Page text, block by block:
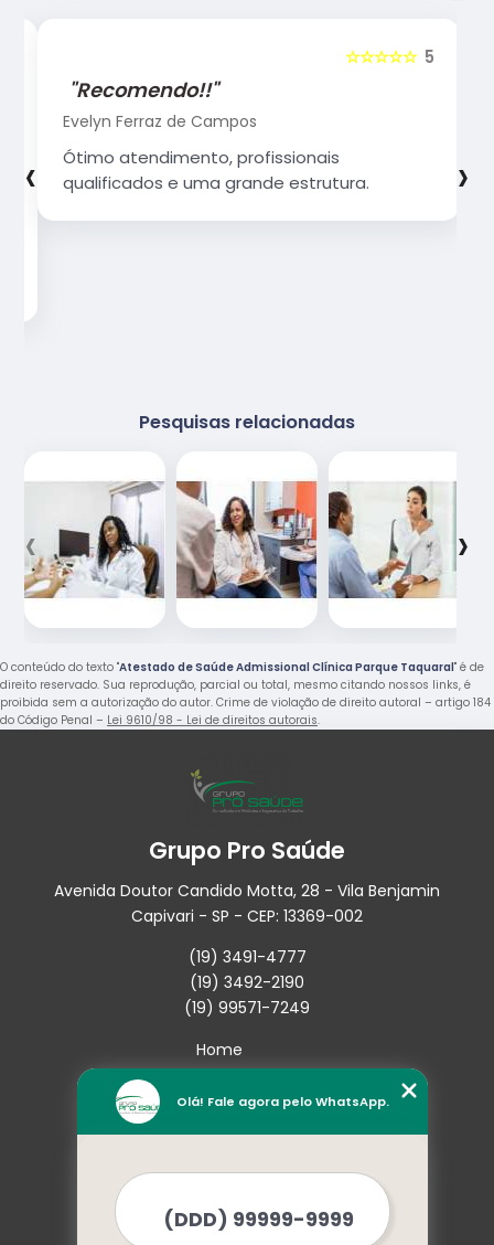
5
☆☆☆☆☆
"Recomendo!!"
Evelyn Ferraz de Campos
Ótimo atendimento, profissionais
qualificados e uma grande estrutura.
‹ ›
Pesquisas relacionadas
‹ ›
O conteúdo do texto "Atestado de Saúde Admissional Clínica Parque Taquaral" é de
direito reservado. Sua reprodução, parcial ou total, mesmo citando nossos links, é
proibida sem a autorização do autor. Crime de violação de direito autoral – artigo 184
do Código Penal – Lei 9610/98 - Lei de direitos autorais.
Grupo Pro Saúde
Avenida Doutor Candido Motta, 28 - Vila Benjamin
Capivari - SP - CEP: 13369-002
(19) 3491-4777
(19) 3492-2190
(19) 99571-7249
Home
Empresa
Missão
Mapa do site
Olá! Fale agora pelo WhatsApp.